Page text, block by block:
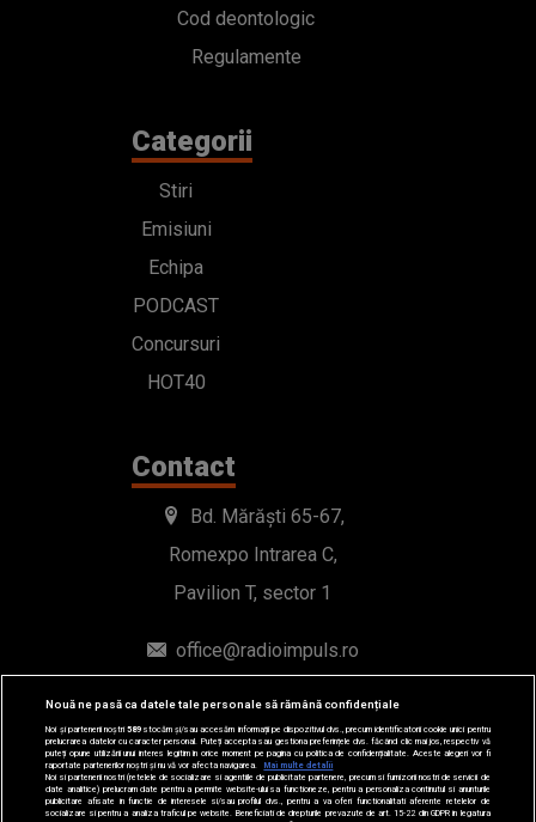
Cod deontologic
Regulamente
Categorii
Stiri
Emisiuni
Echipa
PODCAST
Concursuri
HOT40
Contact
Bd. Mărăști 65-67,
Romexpo Intrarea C,
Pavilion T, sector 1
office@radioimpuls.ro
LIVE : 0754-222.999
WhatsApp: 0754-222.999
Nouă ne pasă ca datele tale personale să rămână confidențiale
Noi și partenerii noștri589stocăm și/sau accesăm informații pe dispozitivul dvs., precum identificatorii cookie unici pentru
prelucrarea datelor cu caracter personal. Puteți accepta sau gestiona preferințele dvs. făcând clic mai jos, respectiv vă
puteți opune utilizării unui interes legitim în orice moment pe pagina cu politica de confidențialitate. Aceste alegeri vor fi
raportate partenerilor noștri și nu vă vor afecta navigarea.
Mai multe detalii
Noi si partenerii nostri (retelele de socializare si agentiile de publicitate partenere, precum si furnizorii nostri de servicii de
date analitice) prelucram date pentru a permite website-ului sa functioneze, pentru a personaliza continutul si anunturile
publicitare afisate in functie de interesele si/sau profilul dvs., pentru a va oferi functionalitati aferente retelelor de
socializare si pentru a analiza traficul pe website. Beneficiati de drepturile prevazute de art. 15-22 din GDPR in legatura